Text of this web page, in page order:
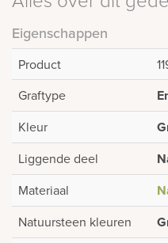
Eigenschappen
Product
Graftype
Kleur
Liggende deel
Materiaal
Natuursteen kleuren